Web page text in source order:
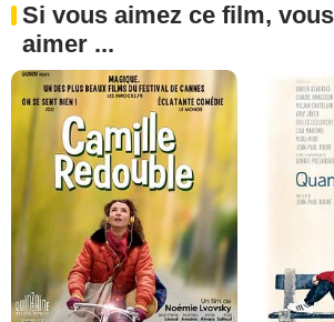
Si vous aimez ce film,
aimer ...